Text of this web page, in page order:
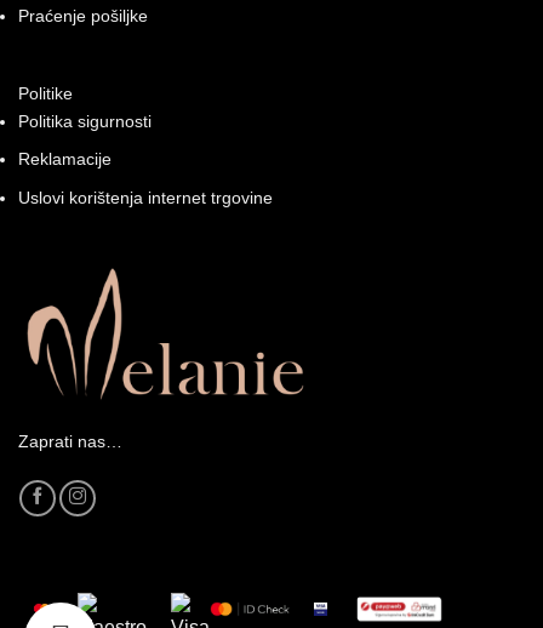
Praćenje pošiljke
Politike
Politika sigurnosti
Reklamacije
Uslovi korištenja internet trgovine
Zaprati nas…